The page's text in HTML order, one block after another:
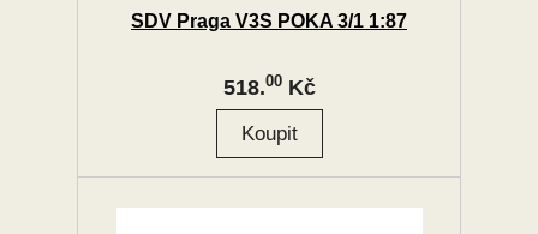
SDV Praga V3S POKA 3/1 1:87
518.00Kč